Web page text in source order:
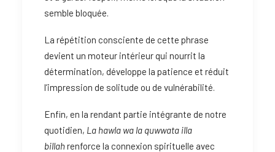
semble bloquée.
La répétition consciente de cette phrase
devient un moteur intérieur qui nourrit la
détermination, développe la patience et réduit
l’impression de solitude ou de vulnérabilité.
Enfin, en la rendant partie intégrante de notre
quotidien, La hawla wa la quwwata illa
billah renforce la connexion spirituelle avec